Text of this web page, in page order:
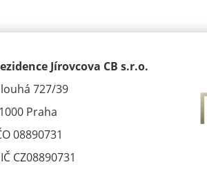
Jírovcova CB s.r.o.
727/39
Praha
08890731
CZ08890731